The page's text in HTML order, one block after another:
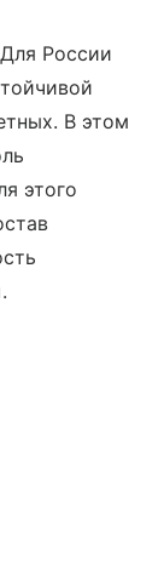
России
В этом
этого